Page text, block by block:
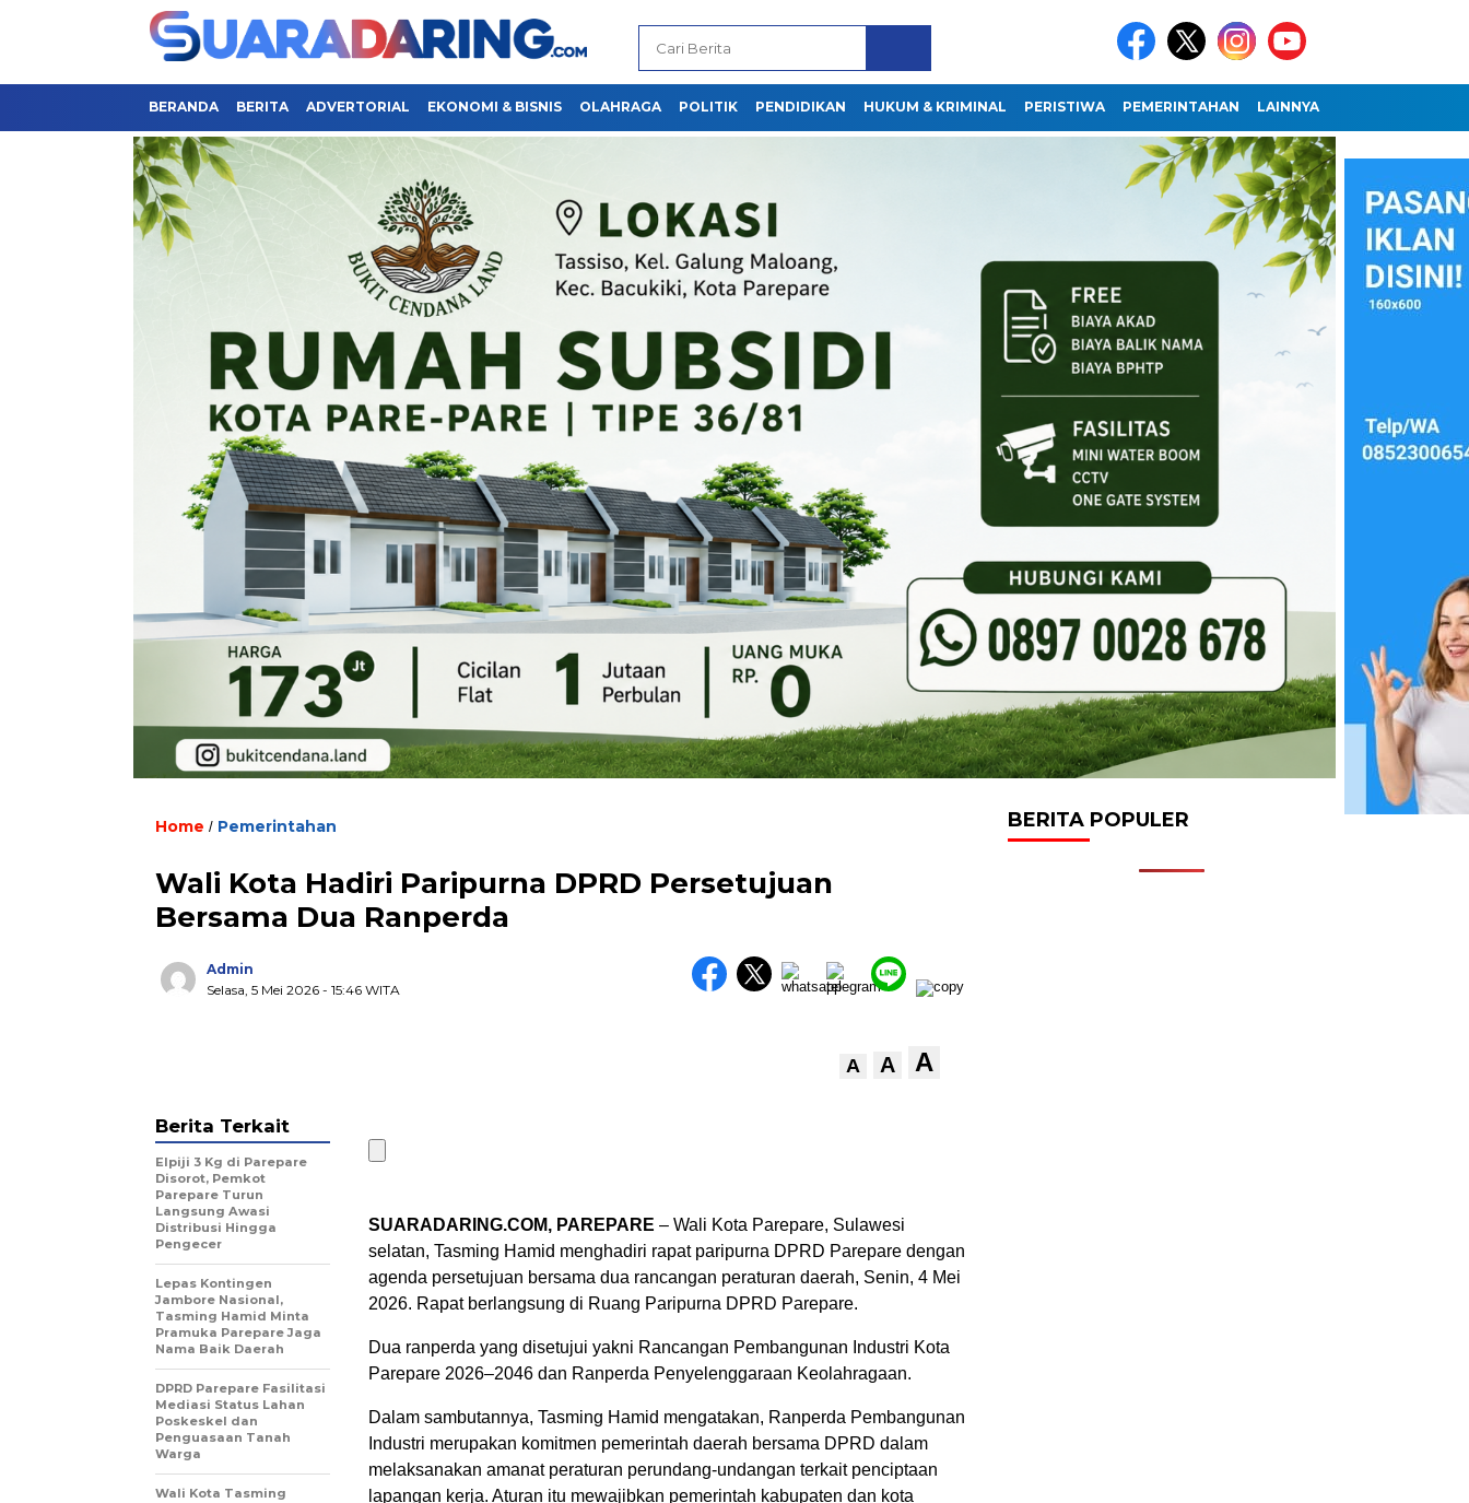
BERANDA BERITA ADVERTORIAL EKONOMI & BISNIS OLAHRAGA POLITIK PENDIDIKAN HUKUM & KRIMINAL PERISTIWA PEMERINTAHAN LAINNYA
Home / Pemerintahan
Wali Kota Hadiri Paripurna DPRD Persetujuan
Bersama Dua Ranperda
Admin
Selasa, 5 Mei 2026 - 15:46 WITA
A A A
SUARADARING.COM, PAREPARE – Wali Kota Parepare, Sulawesi
selatan, Tasming Hamid menghadiri rapat paripurna DPRD Parepare dengan
agenda persetujuan bersama dua rancangan peraturan daerah, Senin, 4 Mei
2026. Rapat berlangsung di Ruang Paripurna DPRD Parepare.
Dua ranperda yang disetujui yakni Rancangan Pembangunan Industri Kota
Parepare 2026–2046 dan Ranperda Penyelenggaraan Keolahragaan.
Dalam sambutannya, Tasming Hamid mengatakan, Ranperda Pembangunan
Industri merupakan komitmen pemerintah daerah bersama DPRD dalam
melaksanakan amanat peraturan perundang-undangan terkait penciptaan
lapangan kerja. Aturan itu mewajibkan pemerintah kabupaten dan kota
Berita Terkait
Elpiji 3 Kg di Parepare
Disorot, Pemkot
Parepare Turun
Langsung Awasi
Distribusi Hingga
Pengecer
Lepas Kontingen
Jambore Nasional,
Tasming Hamid Minta
Pramuka Parepare Jaga
Nama Baik Daerah
DPRD Parepare Fasilitasi
Mediasi Status Lahan
Poskeskel dan
Penguasaan Tanah
Warga
Wali Kota Tasming
BERITA POPULER